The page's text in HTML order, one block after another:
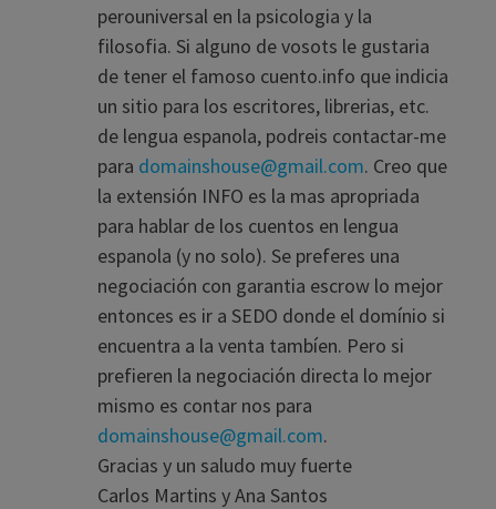
perouniversal en la psicologia y la
filosofia. Si alguno de vosots le gustaria
de tener el famoso cuento.info que indicia
un sitio para los escritores, librerias, etc.
de lengua espanola, podreis contactar-me
para domainshouse@gmail.com. Creo que
la extensión INFO es la mas apropriada
para hablar de los cuentos en lengua
espanola (y no solo). Se preferes una
negociación con garantia escrow lo mejor
entonces es ir a SEDO donde el domínio si
encuentra a la venta tambíen. Pero si
prefieren la negociación directa lo mejor
mismo es contar nos para
domainshouse@gmail.com.
Gracias y un saludo muy fuerte
Carlos Martins y Ana Santos